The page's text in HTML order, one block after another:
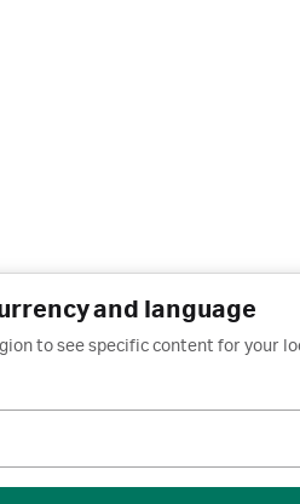
and language
to see specific content for your